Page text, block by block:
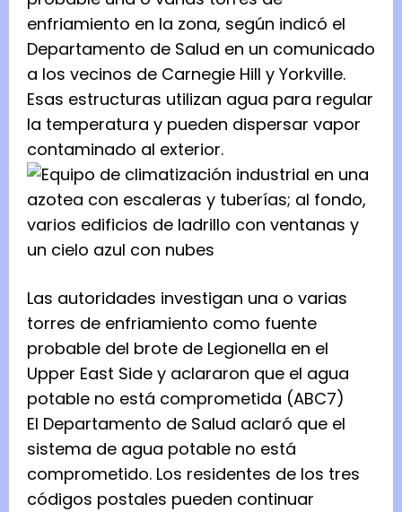
enfriamiento en la zona, según indicó el
Departamento de Salud en un comunicado
a los vecinos de Carnegie Hill y Yorkville.
Esas estructuras utilizan agua para regular
la temperatura y pueden dispersar vapor
contaminado al exterior.
Las autoridades investigan una o varias
torres de enfriamiento como fuente
probable del brote de Legionella en el
Upper East Side y aclararon que el agua
potable no está comprometida (ABC7)
El Departamento de Salud aclaró que el
sistema de agua potable no está
comprometido. Los residentes de los tres
códigos postales pueden continuar